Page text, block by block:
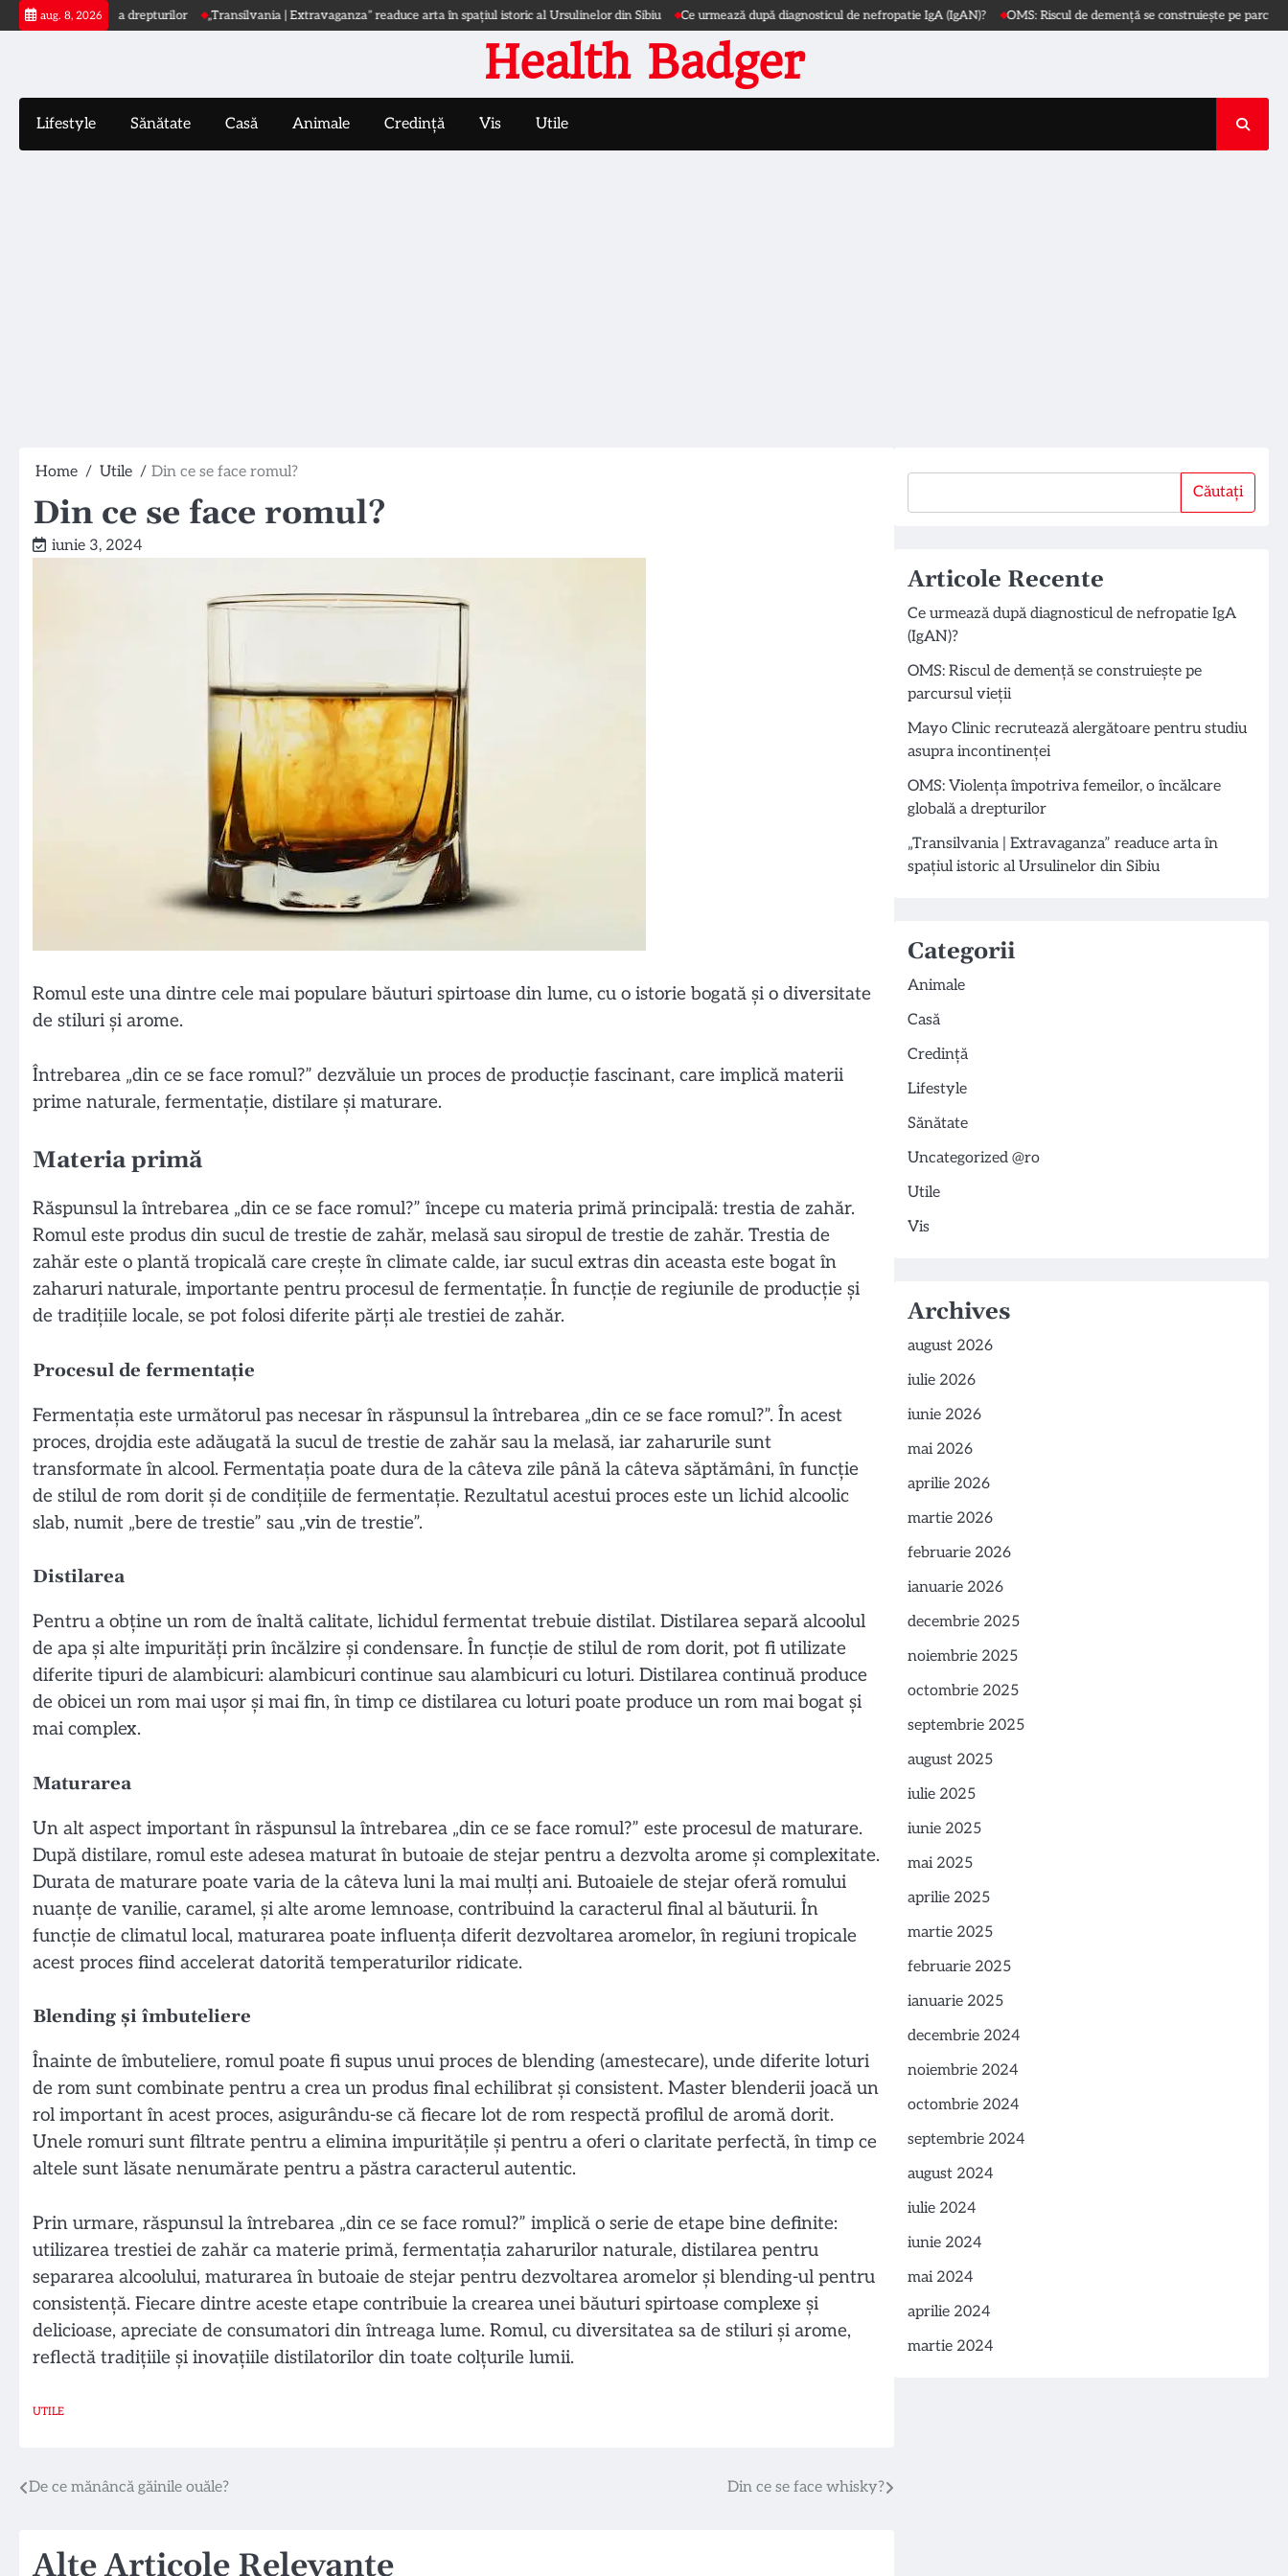
Skip
to
aug. 8, 2026
globală a drepturilor „Transilvania | Extravaganza” readuce arta în spațiul istoric al Ursulinelor din Sibiu Ce urmează după diagnosticul de nefropatie IgA (IgAN)? OMS: Riscul de demență se construiește pe parcursul vieții
Health Badger
Lifestyle Sănătate Casă Animale Credință Vis Utile
Home Utile Din ce se face romul?
Din ce se face romul?
iunie 3, 2024
Romul este una dintre cele mai populare băuturi spirtoase din lume, cu o istorie bogată și o diversitate
de stiluri și arome.
Întrebarea „din ce se face romul?” dezvăluie un proces de producție fascinant, care implică materii
prime naturale, fermentație, distilare și maturare.
Materia primă
Răspunsul la întrebarea „din ce se face romul?” începe cu materia primă principală: trestia de zahăr.
Romul este produs din sucul de trestie de zahăr, melasă sau siropul de trestie de zahăr. Trestia de
zahăr este o plantă tropicală care crește în climate calde, iar sucul extras din aceasta este bogat în
zaharuri naturale, importante pentru procesul de fermentație. În funcție de regiunile de producție și
de tradițiile locale, se pot folosi diferite părți ale trestiei de zahăr.
Procesul de fermentație
Fermentația este următorul pas necesar în răspunsul la întrebarea „din ce se face romul?”. În acest
proces, drojdia este adăugată la sucul de trestie de zahăr sau la melasă, iar zaharurile sunt
transformate în alcool. Fermentația poate dura de la câteva zile până la câteva săptămâni, în funcție
de stilul de rom dorit și de condițiile de fermentație. Rezultatul acestui proces este un lichid alcoolic
slab, numit „bere de trestie” sau „vin de trestie”.
Distilarea
Pentru a obține un rom de înaltă calitate, lichidul fermentat trebuie distilat. Distilarea separă alcoolul
de apa și alte impurități prin încălzire și condensare. În funcție de stilul de rom dorit, pot fi utilizate
diferite tipuri de alambicuri: alambicuri continue sau alambicuri cu loturi. Distilarea continuă produce
de obicei un rom mai ușor și mai fin, în timp ce distilarea cu loturi poate produce un rom mai bogat și
mai complex.
Maturarea
Un alt aspect important în răspunsul la întrebarea „din ce se face romul?” este procesul de maturare.
După distilare, romul este adesea maturat în butoaie de stejar pentru a dezvolta arome și complexitate.
Durata de maturare poate varia de la câteva luni la mai mulți ani. Butoaiele de stejar oferă romului
nuanțe de vanilie, caramel, și alte arome lemnoase, contribuind la caracterul final al băuturii. În
funcție de climatul local, maturarea poate influența diferit dezvoltarea aromelor, în regiuni tropicale
acest proces fiind accelerat datorită temperaturilor ridicate.
Blending și îmbuteliere
Înainte de îmbuteliere, romul poate fi supus unui proces de blending (amestecare), unde diferite loturi
de rom sunt combinate pentru a crea un produs final echilibrat și consistent. Master blenderii joacă un
rol important în acest proces, asigurându-se că fiecare lot de rom respectă profilul de aromă dorit.
Unele romuri sunt filtrate pentru a elimina impuritățile și pentru a oferi o claritate perfectă, în timp ce
altele sunt lăsate nenumărate pentru a păstra caracterul autentic.
Prin urmare, răspunsul la întrebarea „din ce se face romul?” implică o serie de etape bine definite:
utilizarea trestiei de zahăr ca materie primă, fermentația zaharurilor naturale, distilarea pentru
separarea alcoolului, maturarea în butoaie de stejar pentru dezvoltarea aromelor și blending-ul pentru
consistență. Fiecare dintre aceste etape contribuie la crearea unei băuturi spirtoase complexe și
delicioase, apreciate de consumatori din întreaga lume. Romul, cu diversitatea sa de stiluri și arome,
reflectă tradițiile și inovațiile distilatorilor din toate colțurile lumii.
UTILE
Navigare
articole
De ce mănâncă găinile ouăle? Din ce se face whisky?
Alte Articole Relevante
Căutați
Articole Recente
Ce urmează după diagnosticul de nefropatie IgA
(IgAN)?
OMS: Riscul de demență se construiește pe
parcursul vieții
Mayo Clinic recrutează alergătoare pentru studiu
asupra incontinenței
OMS: Violența împotriva femeilor, o încălcare
globală a drepturilor
„Transilvania | Extravaganza” readuce arta în
spațiul istoric al Ursulinelor din Sibiu
Categorii
Animale
Casă
Credință
Lifestyle
Sănătate
Uncategorized @ro
Utile
Vis
Archives
august 2026
iulie 2026
iunie 2026
mai 2026
aprilie 2026
martie 2026
februarie 2026
ianuarie 2026
decembrie 2025
noiembrie 2025
octombrie 2025
septembrie 2025
august 2025
iulie 2025
iunie 2025
mai 2025
aprilie 2025
martie 2025
februarie 2025
ianuarie 2025
decembrie 2024
noiembrie 2024
octombrie 2024
septembrie 2024
august 2024
iulie 2024
iunie 2024
mai 2024
aprilie 2024
martie 2024